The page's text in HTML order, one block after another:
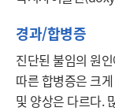
경과/합병증
진단된 불임의 원
따른 합병증은 크
및 양상은 다르다.